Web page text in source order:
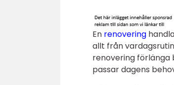
En renovering
allt från
renovering förlänga
passar dagens